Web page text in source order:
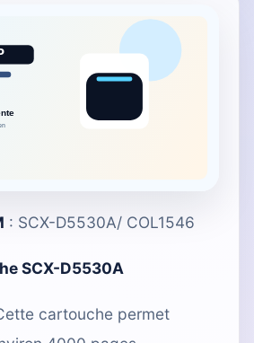
: SCX-D5530A/ COL1546
SCX-D5530A
cartouche permet